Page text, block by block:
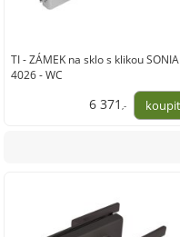
TI - ZÁMEK na sklo s klikou SONIA
4026 - WC
6 371 ,-